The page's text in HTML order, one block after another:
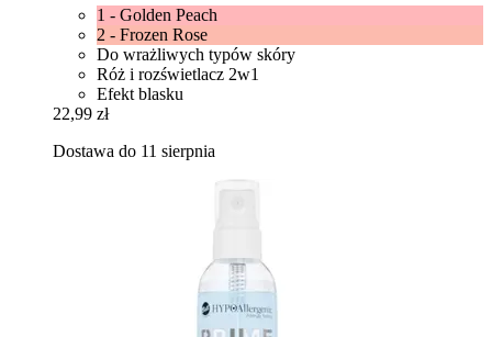
1 - Golden Peach
2 - Frozen Rose
Do wrażliwych typów skóry
Róż i rozświetlacz 2w1
Efekt blasku
22,99 zł
Dostawa do 11 sierpnia